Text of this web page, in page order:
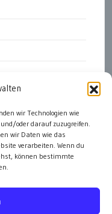
wir Technologien wie
oder darauf zuzugreifen.
wir Daten wie das
verarbeiten. Wenn du
können bestimmte